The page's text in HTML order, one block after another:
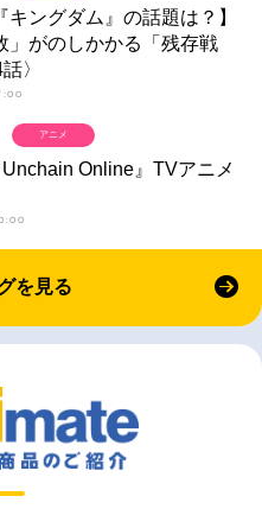
キングダム』の話題は？】
」がのしかかる「残存戦
〉
Unchain Online』TVアニメ
アニメ
を見る